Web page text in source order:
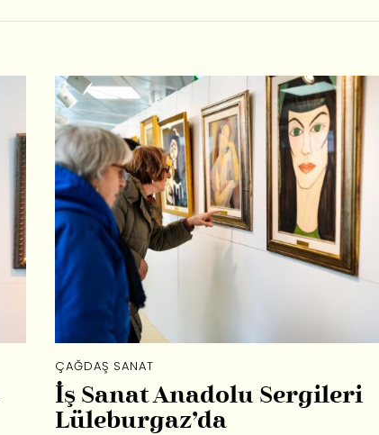
ÇAĞDAŞ SANAT
İş Sanat Anadolu Sergileri
Lüleburgaz’da